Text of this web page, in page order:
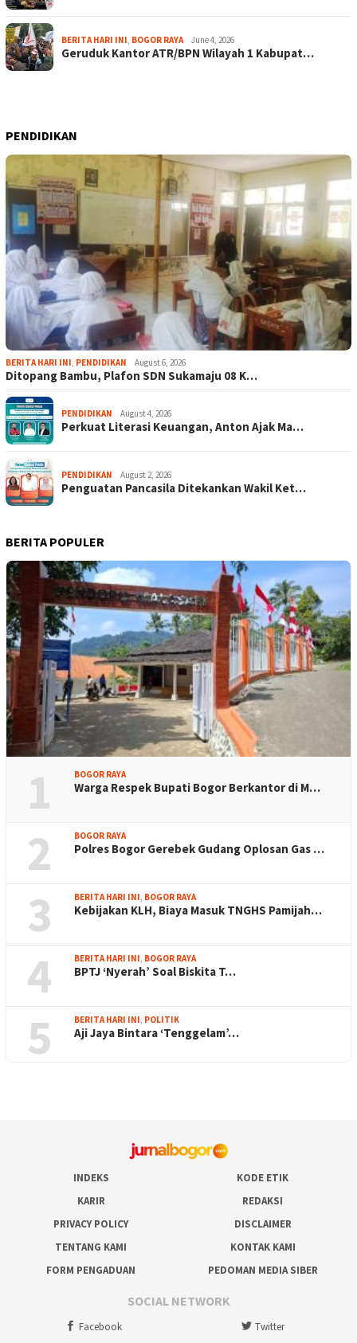
BERITA HARI INI, BOGOR RAYA June 4, 2026
Geruduk Kantor ATR/BPN Wilayah 1 Kabupat…
PENDIDIKAN
BERITA HARI INI, PENDIDIKAN August 6, 2026
Ditopang Bambu, Plafon SDN Sukamaju 08 K…
PENDIDIKAN August 4, 2026
Perkuat Literasi Keuangan, Anton Ajak Ma…
PENDIDIKAN August 2, 2026
Penguatan Pancasila Ditekankan Wakil Ket…
BERITA POPULER
1 BOGOR RAYA
Warga Respek Bupati Bogor Berkantor di M…
2 BOGOR RAYA
Polres Bogor Gerebek Gudang Oplosan Gas …
3 BERITA HARI INI BOGOR RAYA
Kebijakan KLH, Biaya Masuk TNGHS Pamijah…
4 BERITA HARI INI BOGOR RAYA
BPTJ ‘Nyerah’ Soal Biskita T…
5 BERITA HARI INI POLITIK
Aji Jaya Bintara ‘Tenggelam’…
INDEKS
KODE ETIK
KARIR
REDAKSI
PRIVACY POLICY
DISCLAIMER
TENTANG KAMI
KONTAK KAMI
FORM PENGADUAN
PEDOMAN MEDIA SIBER
SOCIAL NETWORK
Facebook Twitter